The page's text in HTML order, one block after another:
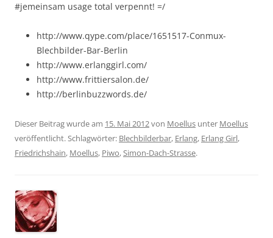
#jemeinsam usage total verpennt! =/
http://www.qype.com/place/1651517-Conmux-
Blechbilder-Bar-Berlin
http://www.erlanggirl.com/
http://www.frittiersalon.de/
http://berlinbuzzwords.de/
Dieser Beitrag wurde am 15. Mai 2012von Moellus unter Moellus
veröffentlicht. Schlagwörter: Blechbilderbar, Erlang, Erlang Girl,
Friedrichshain, Moellus, Piwo,Simon-Dach-Strasse.